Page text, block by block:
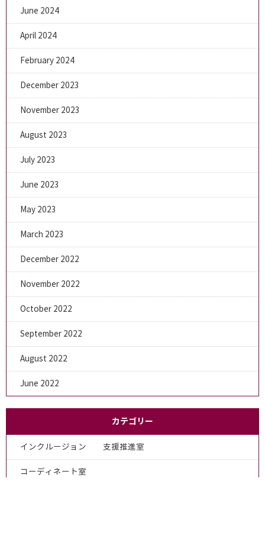
June 2024
April 2024
February 2024
December 2023
November 2023
August 2023
July 2023
June 2023
May 2023
March 2023
December 2022
November 2022
October 2022
September 2022
August 2022
June 2022
カテゴリー
インクルージョン 支援推進室
コーディネート室